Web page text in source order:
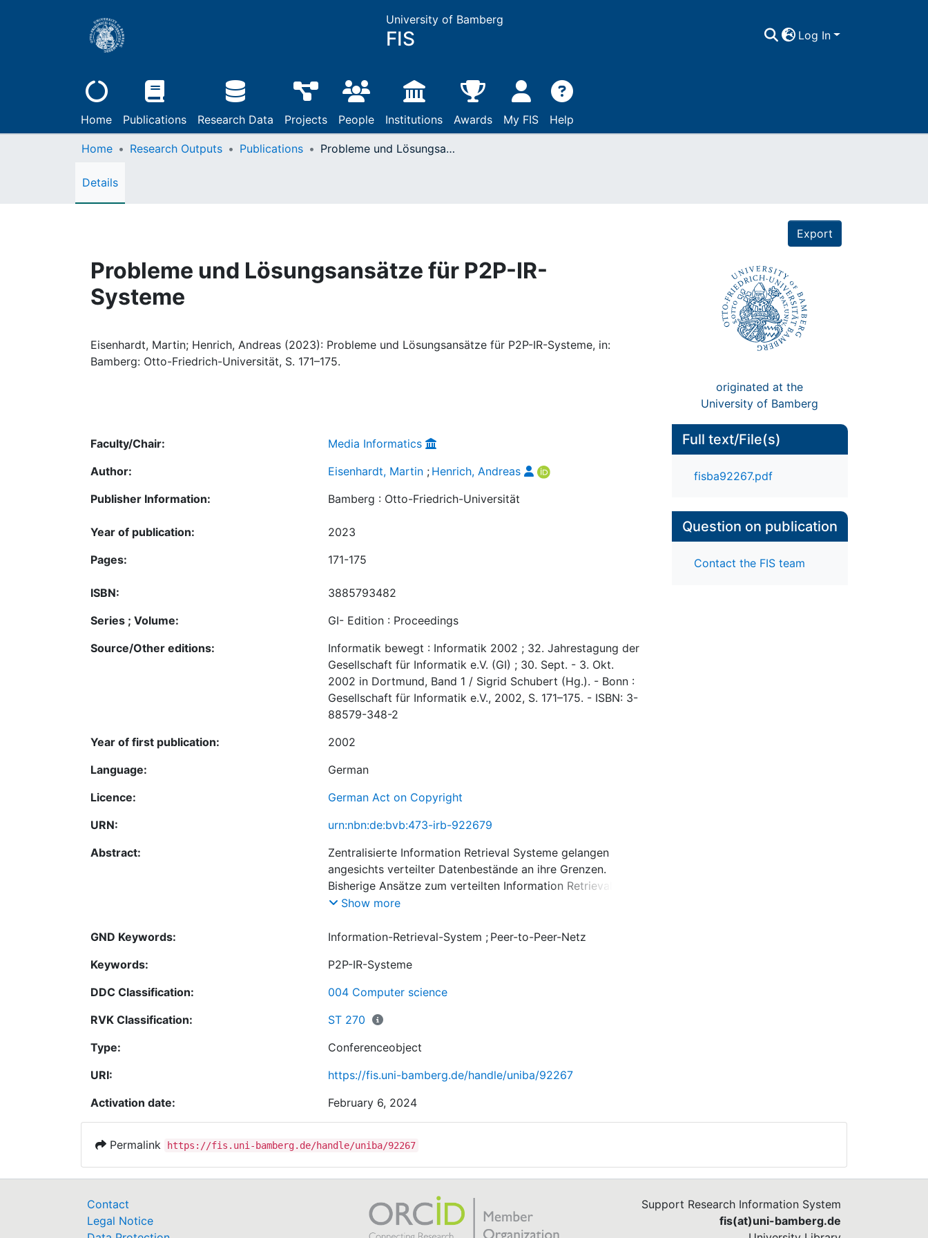
University of Bamberg
FIS Log In
Home Publications Research Data Projects People Institutions Awards My FIS Help
Home Research Outputs Publications Probleme und Lösungsansätze für P2P-IR-Systeme
Details
Export
Probleme und Lösungsansätze für P2P-IR-
Systeme
Eisenhardt, Martin; Henrich, Andreas (2023): Probleme und Lösungsansätze für P2P-IR-Systeme, in:
Bamberg: Otto-Friedrich-Universität, S. 171–175.
originated at the
University of Bamberg
Faculty/Chair:
Media Informatics
Author:
Eisenhardt, Martin ; Henrich, Andreas
Publisher Information:
Bamberg : Otto-Friedrich-Universität
Year of publication:
2023
Pages:
171-175
ISBN:
3885793482
Series ; Volume:
GI- Edition : Proceedings
Source/Other editions:
Informatik bewegt : Informatik 2002 ; 32. Jahrestagung der
Gesellschaft für Informatik e.V. (GI) ; 30. Sept. - 3. Okt.
2002 in Dortmund, Band 1 / Sigrid Schubert (Hg.). - Bonn :
Gesellschaft für Informatik e.V., 2002, S. 171–175. - ISBN: 3-
88579-348-2
Year of first publication:
2002
Language:
German
Licence:
German Act on Copyright
URN:
urn:nbn:de:bvb:473-irb-922679
Abstract:
Zentralisierte Information Retrieval Systeme gelangen
angesichts verteilter Datenbestände an ihre Grenzen.
Bisherige Ansätze zum verteilten Information Retrieval
lösen einige dieser Probleme, werfen jedoch neue auf. Der
grundlegend andere Art und Weise L ösungen aufzuzeigen.
Show more
GND Keywords: Information-Retrieval-System ; Peer-to-Peer-Netz
Keywords:
P2P-IR-Systeme
DDC Classification:
004 Computer science
RVK Classification:
ST 270
Type:
Conferenceobject
URI:
https://fis.uni-bamberg.de/handle/uniba/92267
Activation date:
February 6, 2024
Full text/File(s)
fisba92267.pdf
Question on publication
Contact the FIS team
Permalink https://fis.uni-bamberg.de/handle/uniba/92267
Contact
Legal Notice
Support Research Information System
fis(at)uni-bamberg.de